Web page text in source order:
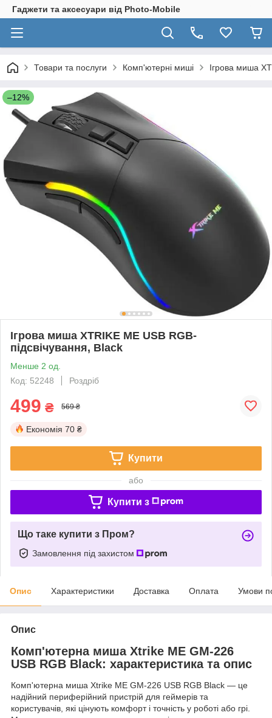
Гаджети та аксесуари від Photo-Mobile
Товари та послуги Комп'ютерні миші Ігрова миша
–12%
Ігрова миша XTRIKE ME USB RGB-
підсвічування, Black
Менше 2 од.
Код: 52248
Роздріб
499 ₴ 569 ₴
Економія 70 ₴
Купити
або
Купити з
Що таке купити з Пром?
Замовлення під захистом
Опис Характеристики Доставка Оплата Умови
Опис
Комп'ютерна миша Xtrike ME GM-226
USB RGB Black: характеристика та опис
Комп'ютерна миша Xtrike ME GM-226 USB RGB Black — це
надійний периферійний пристрій для геймерів та
користувачів, які цінують комфорт і точність у роботі або грі.